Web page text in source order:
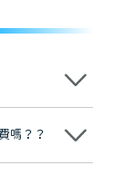
自香港、內地的
全球放心植牙中
大灣區及周邊城
嗎？？
用。